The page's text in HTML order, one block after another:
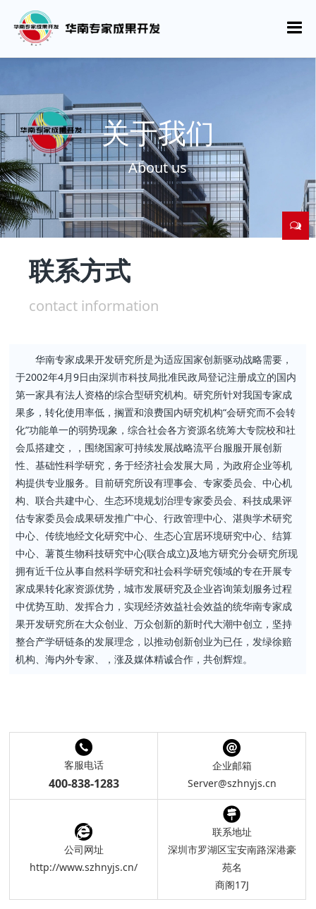
关于我们
About us
联系方式
contact information
华南专家成果开发研究所是为适应国家创新驱动战略需要，
于2002年4月9日由深圳市科技局批准民政局登记注册成立的国内
第一家具有法人资格的综合型研究机构。研究所针对我国专家成
果多，转化使用率低，搁置和浪费国内研究机构“会研究而不会转
化”功能单一的弱势现象，综合社会各方资源名统筹大专院校和社
会瓜搭建交，，围绕国家可持续发展战略流平台服服开展创新
性、基础性科学研究，务于经济社会发展大局，为政府企业等机
构提供专业服务。目前研究所设有理事会、专家委员会、中心机
构、联合共建中心、生态环境规划治理专家委员会、科技成果评
估专家委员会成果研发推广中心、行政管理中心、湛舆学术研究
中心、传统地经文化研究中心、生态心宜居环境研究中心、结算
中心、薯莨生物科技研究中心(联合成立)及地方研究分会研究所现
拥有近千位从事自然科学研究和社会科学研究领域的专在开展专
家成果转化家资源优势，城市发展研究及企业咨询策划服务过程
中优势互助、发挥合力，实现经济效益社会效益的统华南专家成
果开发研究所在大众创业、万众创新的新时代大潮中创立，坚持
整合产学研链条的发展理念，以推动创新创业为已任，发绿徐赔
机构、海内外专家、，涨及媒体精诚合作，共创辉煌。
客服电话
400-838-1283
企业邮箱
Server@szhnyjs.cn
公司网址
http://www.szhnyjs.cn/
联系地址
深圳市罗湖区宝安南路深港豪
苑名
商阁17J